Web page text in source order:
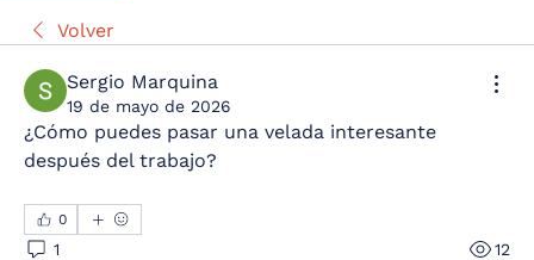
Volver
Sergio Marquina
19 de mayo de 2026
¿Cómo puedes pasar una velada interesante
después del trabajo?
0
1 12